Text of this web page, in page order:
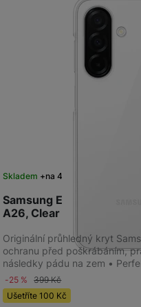
Samsung EF-QA266CTE
A26, Clear
Skladem na 4 prodejnách
Originální průhledný kryt
ochranu před poškrábáním,
následky pádu na zem •
-25 % 399Kč
Ušetříte100 Kč